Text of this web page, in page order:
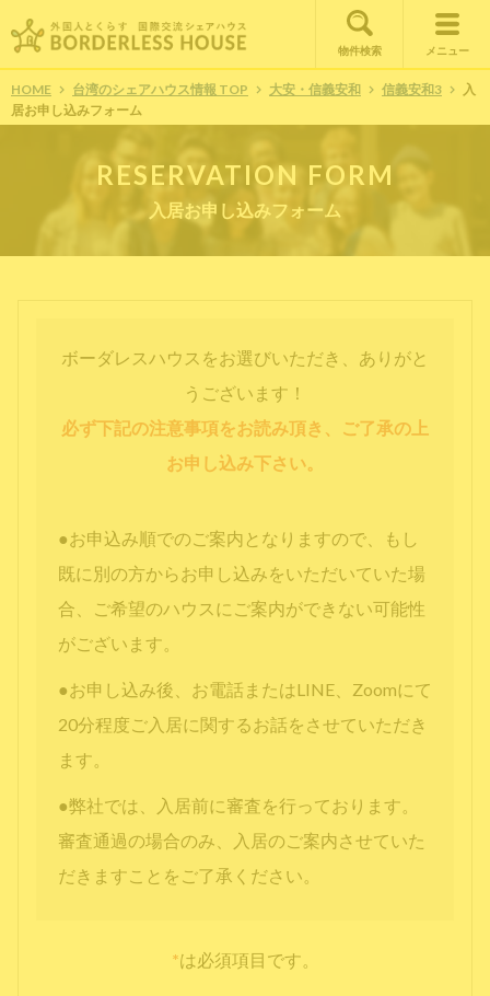
物件検索 メニュー
HOME 台湾のシェアハウス情報 TOP 大安・信義安和 信義安和3
入
居お申し込みフォーム
RESERVATION FORM
入居お申し込みフォーム
ボーダレスハウスをお選びいただき、ありがと
うございます！
必ず下記の注意事項をお読み頂き、ご了承の上
お申し込み下さい。
●お申込み順でのご案内となりますので、もし
既に別の方からお申し込みをいただいていた場
合、ご希望のハウスにご案内ができない可能性
がございます。
●お申し込み後、お電話またはLINE、Zoomにて
20分程度ご入居に関するお話をさせていただき
ます。
●弊社では、入居前に審査を行っております。
審査通過の場合のみ、入居のご案内させていた
だきますことをご了承ください。
*は必須項目です。